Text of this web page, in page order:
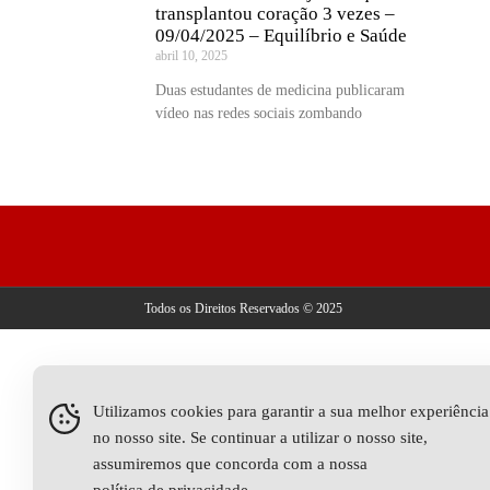
transplantou coração 3 vezes –
09/04/2025 – Equilíbrio e Saúde
abril 10, 2025
Duas estudantes de medicina publicaram
vídeo nas redes sociais zombando
Todos os Direitos Reservados © 2025
Utilizamos cookies para garantir a sua melhor experiência
no nosso site. Se continuar a utilizar o nosso site,
assumiremos que concorda com a nossa